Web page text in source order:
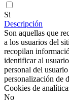
Si
Descripción
Son aquellas que
a los usuarios del
recopilan
identificar al
personal del
personalización de
Cookies de
No